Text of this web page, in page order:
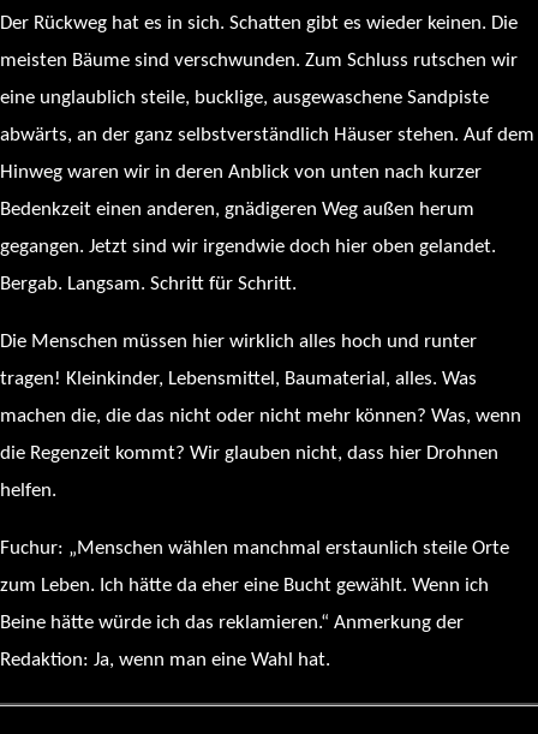
Der Rückweg hat es in sich. Schatten gibt es wieder keinen. Die
meisten Bäume sind verschwunden. Zum Schluss rutschen wir
eine unglaublich steile, bucklige, ausgewaschene Sandpiste
abwärts, an der ganz selbstverständlich Häuser stehen. Auf dem
Hinweg waren wir in deren Anblick von unten nach kurzer
Bedenkzeit einen anderen, gnädigeren Weg außen herum
gegangen. Jetzt sind wir irgendwie doch hier oben gelandet.
Bergab. Langsam. Schritt für Schritt.
Die Menschen müssen hier wirklich alles hoch und runter
tragen! Kleinkinder, Lebensmittel, Baumaterial, alles. Was
machen die, die das nicht oder nicht mehr können? Was, wenn
die Regenzeit kommt? Wir glauben nicht, dass hier Drohnen
helfen.
Fuchur: „Menschen wählen manchmal erstaunlich steile Orte
zum Leben. Ich hätte da eher eine Bucht gewählt. Wenn ich
Beine hätte würde ich das reklamieren.“ Anmerkung der
Redaktion: Ja, wenn man eine Wahl hat.